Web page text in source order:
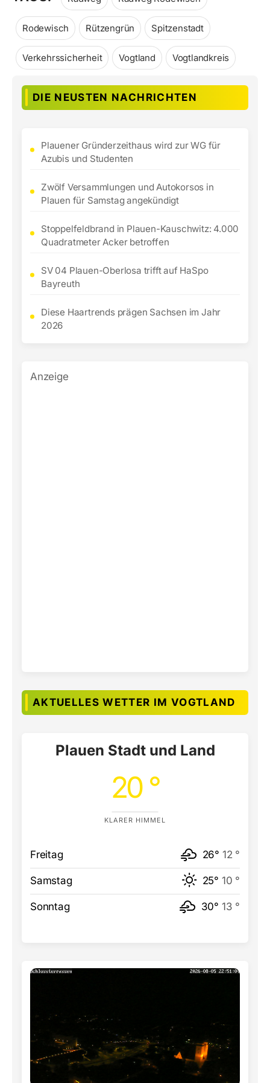
Rodewisch Rützengrün Spitzenstadt
Verkehrssicherheit Vogtland Vogtlandkreis
DIE NEUSTEN NACHRICHTEN
Plauener Gründerzeithaus wird zur WG für
Azubis und Studenten
Zwölf Versammlungen und Autokorsos in
Plauen für Samstag angekündigt
Stoppelfeldbrand in Plauen-Kauschwitz: 4.000
Quadratmeter Acker betroffen
SV 04 Plauen-Oberlosa trifft auf HaSpo
Bayreuth
Diese Haartrends prägen Sachsen im Jahr
2026
Anzeige
AKTUELLES WETTER IM VOGTLAND
Plauen Stadt und Land
20 °
KLARER HIMMEL
Freitag 26° 12 °
Samstag 25° 10 °
Sonntag 30° 13 °